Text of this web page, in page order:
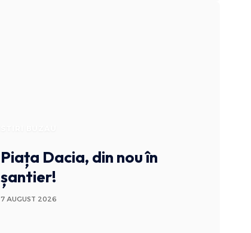
Piața Dacia, din nou în
șantier!
7 AUGUST 2026